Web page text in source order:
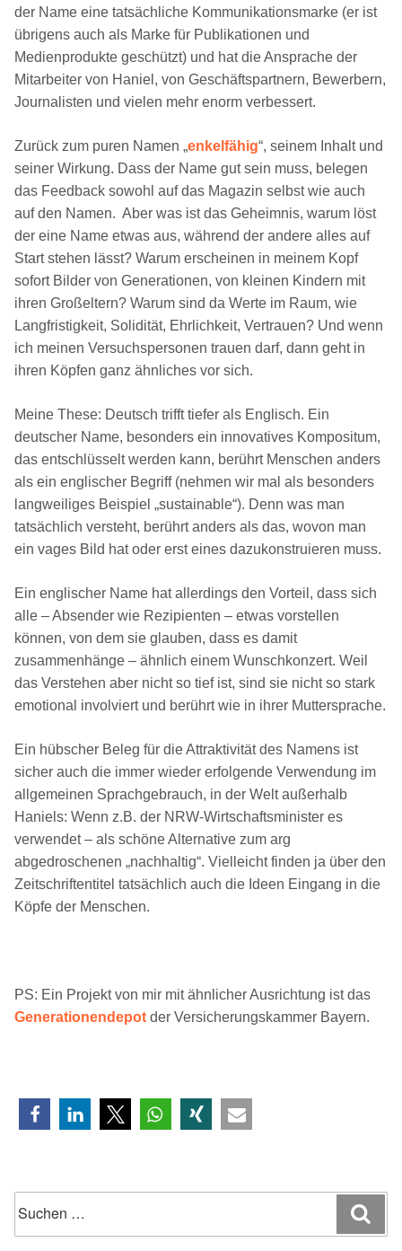
der Name eine tatsächliche Kommunikationsmarke (er ist
übrigens auch als Marke für Publikationen und
Medienprodukte geschützt) und hat die Ansprache der
Mitarbeiter von Haniel, von Geschäftspartnern, Bewerbern,
Journalisten und vielen mehr enorm verbessert.
Zurück zum puren Namen „enkelfähig“, seinem Inhalt und
seiner Wirkung. Dass der Name gut sein muss, belegen
das Feedback sowohl auf das Magazin selbst wie auch
auf den Namen. Aber was ist das Geheimnis, warum löst
der eine Name etwas aus, während der andere alles auf
Start stehen lässt? Warum erscheinen in meinem Kopf
sofort Bilder von Generationen, von kleinen Kindern mit
ihren Großeltern? Warum sind da Werte im Raum, wie
Langfristigkeit, Solidität, Ehrlichkeit, Vertrauen? Und wenn
ich meinen Versuchspersonen trauen darf, dann geht in
ihren Köpfen ganz ähnliches vor sich.
Meine These: Deutsch trifft tiefer als Englisch. Ein
deutscher Name, besonders ein innovatives Kompositum,
das entschlüsselt werden kann, berührt Menschen anders
als ein englischer Begriff (nehmen wir mal als besonders
langweiliges Beispiel „sustainable“). Denn was man
tatsächlich versteht, berührt anders als das, wovon man
ein vages Bild hat oder erst eines dazukonstruieren muss.
Ein englischer Name hat allerdings den Vorteil, dass sich
alle – Absender wie Rezipienten – etwas vorstellen
können, von dem sie glauben, dass es damit
zusammenhänge – ähnlich einem Wunschkonzert. Weil
das Verstehen aber nicht so tief ist, sind sie nicht so stark
emotional involviert und berührt wie in ihrer Muttersprache.
Ein hübscher Beleg für die Attraktivität des Namens ist
sicher auch die immer wieder erfolgende Verwendung im
allgemeinen Sprachgebrauch, in der Welt außerhalb
Haniels: Wenn z.B. der NRW-Wirtschaftsminister es
verwendet – als schöne Alternative zum arg
abgedroschenen „nachhaltig“. Vielleicht finden ja über den
Zeitschriftentitel tatsächlich auch die Ideen Eingang in die
Köpfe der Menschen.
PS: Ein Projekt von mir mit ähnlicher Ausrichtung ist das
Generationendepot der Versicherungskammer Bayern.